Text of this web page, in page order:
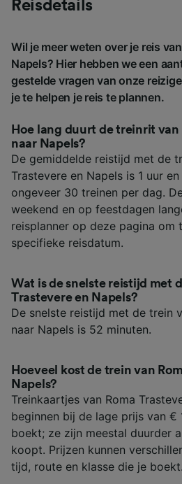
Reisdetails
Wil je meer weten over je reis
Napels? Hier hebben we een
gestelde vragen van onze
je te helpen je reis te plannen.
Hoe lang duurt de treinrit van
naar Napels?
De gemiddelde reistijd met de
Trastevere en Napels is 1 uur
ongeveer 30 treinen per dag.
weekend en op feestdagen
reisplanner op deze pagina om
specifieke reisdatum.
Wat is de snelste reistijd met
Trastevere en Napels?
De snelste reistijd met de trein
naar Napels is 52 minuten.
Hoeveel kost de trein van
Napels?
Treinkaartjes van Roma
beginnen bij de lage prijs van €
boekt; ze zijn meestal duurder
koopt. Prijzen kunnen
tijd, route en klasse die je boekt.